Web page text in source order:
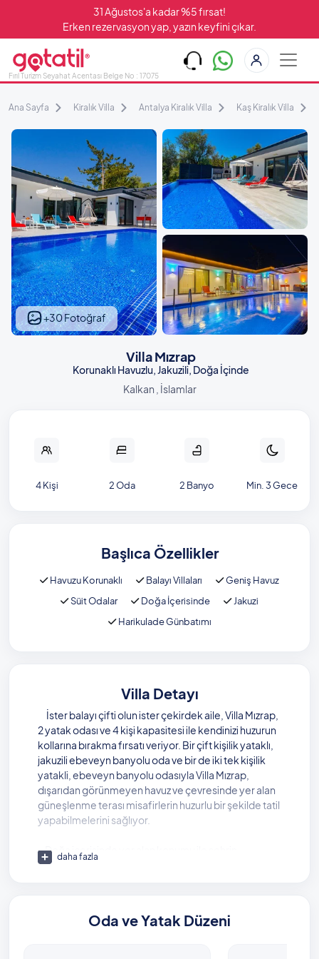
31 Ağustos'a kadar %5 fırsat!
Erken rezervasyon yap, yazın keyfini çıkar.
Fırıl Turizm Seyahat Acentası Belge No : 17075
Ana Sayfa Kiralık Villa Antalya Kiralık Villa Kaş Kiralık Villa
Villa Mızrap
Korunaklı Havuzlu, Jakuzili, Doğa İçinde
Kalkan , İslamlar
+30 Fotoğraf
4 Kişi 2 Oda 2 Banyo Min. 3 Gece
Başlıca Özellikler
Havuzu Korunaklı Balayı Villaları
Geniş Havuz
Süit Odalar
Doğa İçerisinde
Jakuzi
Harikulade Günbatımı
Villa Detayı
İster balayı çifti olun ister çekirdek aile, Villa Mızrap,
2 yatak odası ve 4 kişi kapasitesi ile kendinizi huzurun
kollarına bırakma fırsatı veriyor. Bir çift kişilik yataklı,
jakuzili ebeveyn banyolu oda ve bir de iki tek kişilik
yatakli, ebeveyn banyolu odasıyla Villa Mızrap,
dışarıdan görünmeyen havuz ve çevresinde yer alan
güneşlenme terası misafirlerin huzurlu bir şekilde tatil
yapabilmelerini sağlıyor.
Doğa içerisinde yer alan konumu ile şehrin
karmaşasından uzak kalmanızı sağladığı gibi aynı
veren restoranları ziyaret edebilirsiniz. Yine aynı
daha fazla
Oda ve Yatak Düzeni